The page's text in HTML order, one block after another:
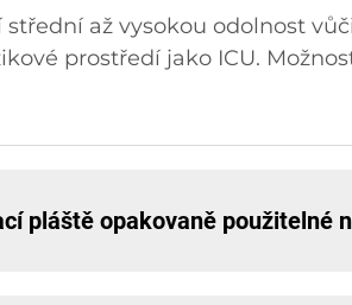
střední až vysokou odolnost
prostředí jako ICU.
pláště opakovaně použitelné